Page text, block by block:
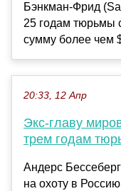
Бэнкман-Фрид
25 годам тюрьмы
сумму более чем
20:33, 12 Апр
Экс-главу
трем годам
Андерс
на охоту в